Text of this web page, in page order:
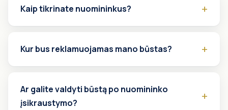
Kaip tikrinate nuomininkus?
Kur bus reklamuojamas mano būstas?
Ar galite valdyti būstą po nuomininko
įsikraustymo?